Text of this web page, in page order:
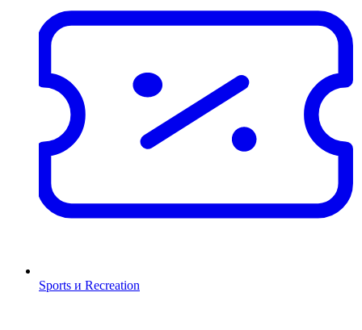
Sports и Recreation